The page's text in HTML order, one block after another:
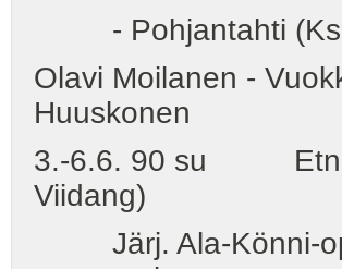
- Pohjantahti (Ks.
Olavi Moilanen -
Huuskonen
3.-6.6. 90 su Etno-
Viidang)
Järj. Ala-Könni-